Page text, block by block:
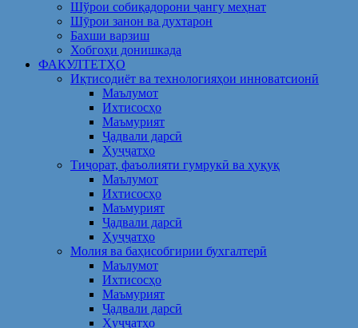
Шўрои собиқадорони ҷангу меҳнат
Шӯрои занон ва духтарон
Бахши варзиш
Хобгоҳи донишкада
ФАКУЛТЕТҲО
Иқтисодиёт ва технологияҳои инноватсионӣ
Маълумот
Ихтисосҳо
Маъмурият
Ҷадвали дарсӣ
Ҳуҷҷатҳо
Тиҷорат, фаъолияти гумрукӣ ва ҳуқуқ
Маълумот
Ихтисосҳо
Маъмурият
Ҷадвали дарсӣ
Ҳуҷҷатҳо
Молия ва баҳисобгирии бухгалтерӣ
Маълумот
Ихтисосҳо
Маъмурият
Ҷадвали дарсӣ
Ҳуҷҷатҳо